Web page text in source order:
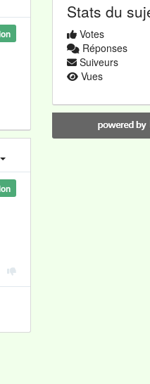
Stats du
Votes
Réponses
Suiveurs
Vues